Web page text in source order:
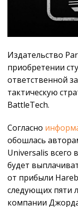
Издательство
приобретении
ответственной
тактическую
BattleTech.
Согласно
обошлась
Universalis всего
будет
от прибыли
следующих пяти
компании